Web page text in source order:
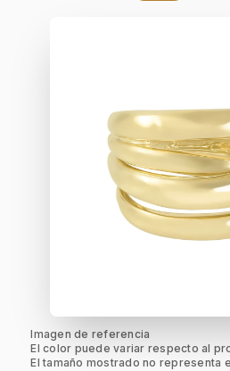
Imagen de referencia
El color puede variar respecto al
El tamaño mostrado no representa